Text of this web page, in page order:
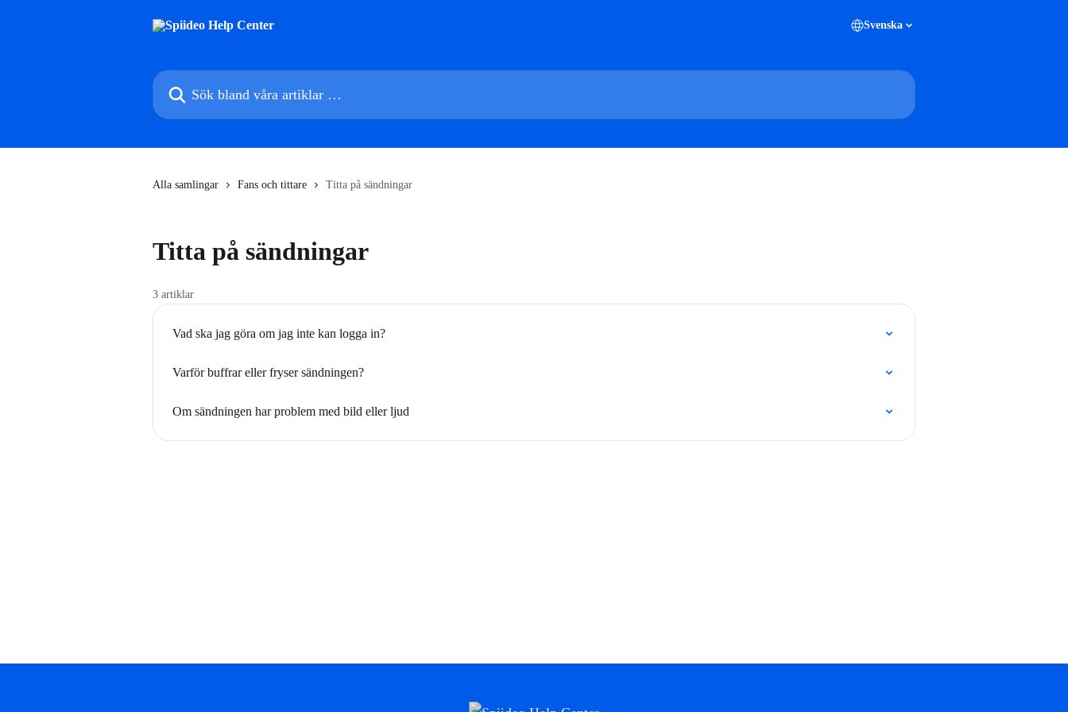
Svenska
Sök bland våra artiklar …
Alla samlingar Fans och tittare Titta på sändningar
Titta på sändningar
3 artiklar
Vad ska jag göra om jag inte kan logga in?
Varför buffrar eller fryser sändningen?
Om sändningen har problem med bild eller ljud